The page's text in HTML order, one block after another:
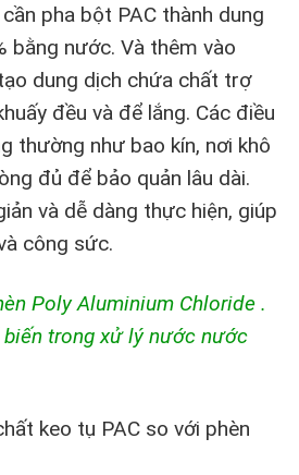
pha bột PAC thành dung
bằng nước. Và thêm vào
dung dịch chứa chất trợ
đều và để lắng. Các điều
thường như bao kín, nơi khô
đủ để bảo quản lâu dài.
và dễ dàng thực hiện, giúp
công sức.
Poly Aluminium Chloride .
trong xử lý nước nước
keo tụ PAC so với phèn